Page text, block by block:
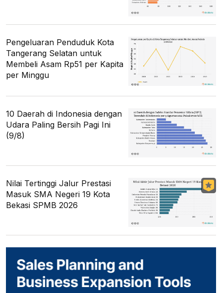
Pengeluaran Penduduk Kota
Tangerang Selatan untuk
Membeli Asam Rp51 per Kapita
per Minggu
10 Daerah di Indonesia dengan
Udara Paling Bersih Pagi Ini
(9/8)
Nilai Tertinggi Jalur Prestasi
Masuk SMA Negeri 19 Kota
Bekasi SPMB 2026